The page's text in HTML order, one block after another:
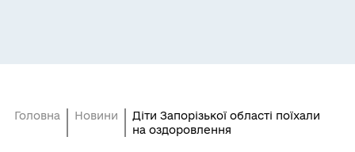
Головна Новини
Діти Запорізької області поїхали
на оздоровлення